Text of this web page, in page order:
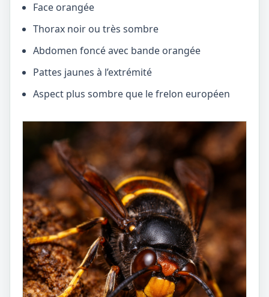
Face orangée
Thorax noir ou très sombre
Abdomen foncé avec bande orangée
Pattes jaunes à l’extrémité
Aspect plus sombre que le frelon européen